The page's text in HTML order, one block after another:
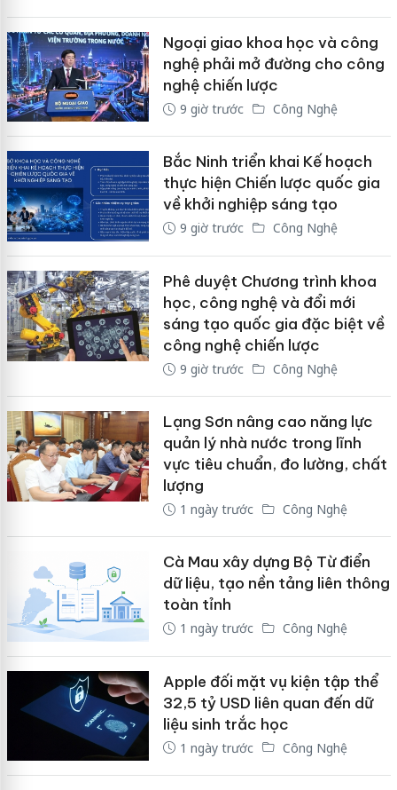
Ngoại giao khoa học và công
nghệ phải mở đường cho công
nghệ chiến lược
9 giờ trước Công Nghệ
Bắc Ninh triển khai Kế hoạch
thực hiện Chiến lược quốc gia
về khởi nghiệp sáng tạo
9 giờ trước Công Nghệ
Phê duyệt Chương trình khoa
học, công nghệ và đổi mới
sáng tạo quốc gia đặc biệt về
công nghệ chiến lược
9 giờ trước Công Nghệ
Lạng Sơn nâng cao năng lực
quản lý nhà nước trong lĩnh
vực tiêu chuẩn, đo lường, chất
lượng
1 ngày trước Công Nghệ
Cà Mau xây dựng Bộ Từ điển
dữ liệu, tạo nền tảng liên thông
toàn tỉnh
1 ngày trước Công Nghệ
Apple đối mặt vụ kiện tập thể
32,5 tỷ USD liên quan đến dữ
liệu sinh trắc học
1 ngày trước Công Nghệ